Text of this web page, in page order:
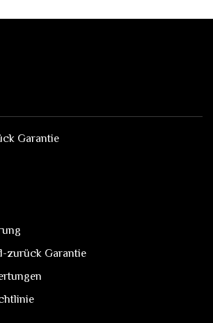
Garantie
zurück Garantie